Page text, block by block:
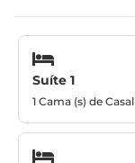
Suíte 1
1 Cama (s) de Casal